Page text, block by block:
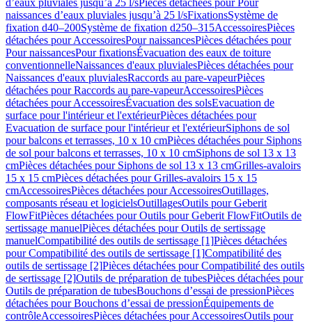
d’eaux pluviales jusqu’à 25 l/sPièces détachées pour Pour
naissances d’eaux pluviales jusqu’à 25 l/sFixationsSystème de
fixation d40–200Système de fixation d250–315AccessoiresPièces
détachées pour AccessoiresPour naissancesPièces détachées pour
Pour naissancesPour fixationsÉvacuation des eaux de toiture
conventionnelleNaissances d'eaux pluvialesPièces détachées pour
Naissances d'eaux pluvialesRaccords au pare-vapeurPièces
détachées pour Raccords au pare-vapeurAccessoiresPièces
détachées pour AccessoiresÉvacuation des solsEvacuation de
surface pour l'intérieur et l'extérieurPièces détachées pour
Evacuation de surface pour l'intérieur et l'extérieurSiphons de sol
pour balcons et terrasses, 10 x 10 cmPièces détachées pour Siphons
de sol pour balcons et terrasses, 10 x 10 cmSiphons de sol 13 x 13
cmPièces détachées pour Siphons de sol 13 x 13 cmGrilles-avaloirs
15 x 15 cmPièces détachées pour Grilles-avaloirs 15 x 15
cmAccessoiresPièces détachées pour AccessoiresOutillages,
composants réseau et logicielsOutillagesOutils pour Geberit
FlowFitPièces détachées pour Outils pour Geberit FlowFitOutils de
sertissage manuelPièces détachées pour Outils de sertissage
manuelCompatibilité des outils de sertissage [1]Pièces détachées
pour Compatibilité des outils de sertissage [1]Compatibilité des
outils de sertissage [2]Pièces détachées pour Compatibilité des outils
de sertissage [2]Outils de préparation de tubesPièces détachées pour
Outils de préparation de tubesBouchons d’essai de pressionPièces
détachées pour Bouchons d’essai de pressionÉquipements de
contrôleAccessoiresPièces détachées pour AccessoiresOutils pour